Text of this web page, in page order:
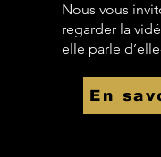
Nous vous
regarder la
elle parle